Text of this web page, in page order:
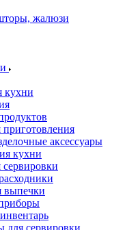
жалюзи
кухни
приготовления
аксессуары
кухни
сервировки
для сервировки